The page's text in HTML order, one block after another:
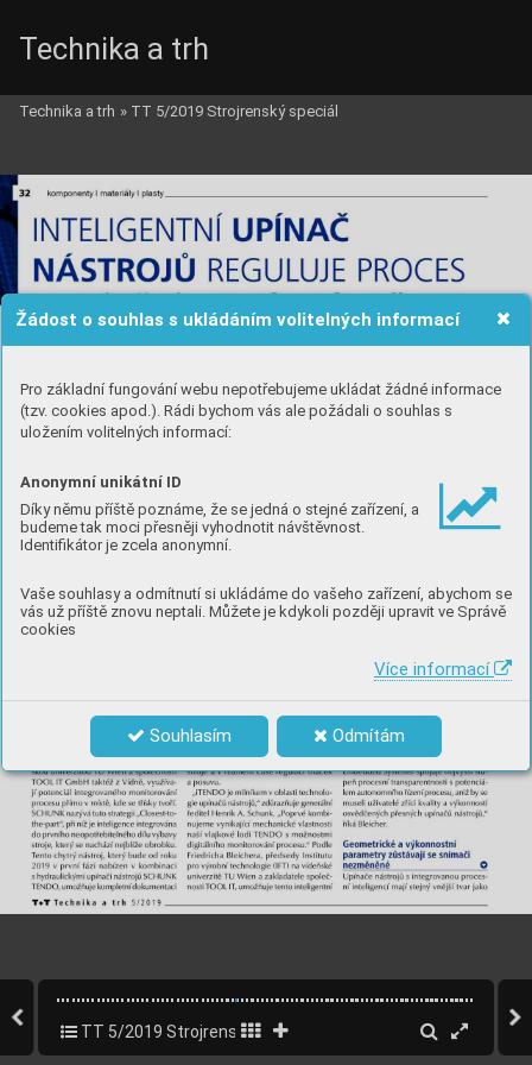
Žádost o souhlas s ukládáním volitelných informací
Pro základní fungování webu nepotřebujeme ukládat žádné informace
(tzv. cookies apod.). Rádi bychom vás ale požádali o souhlas s
uložením volitelných informací:
Anonymní unikátní ID
Díky němu příště poznáme, že se jedná o stejné zařízení, a
budeme tak moci přesněji vyhodnotit návštěvnost.
Identifikátor je zcela anonymní.
Vaše souhlasy a odmítnutí si ukládáme do vašeho zařízení, abychom se
vás už příště znovu neptali. Můžete je kdykoli později upravit ve Správě
cookies
Více informací
Souhlasím Odmítám
Technika a trh
Technika a trh » TT 5/2019 Strojrenský speciál
TT 5/2019 Strojrenský speciál